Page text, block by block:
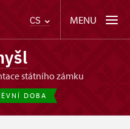
CS MENU
státního zámku
DOBA